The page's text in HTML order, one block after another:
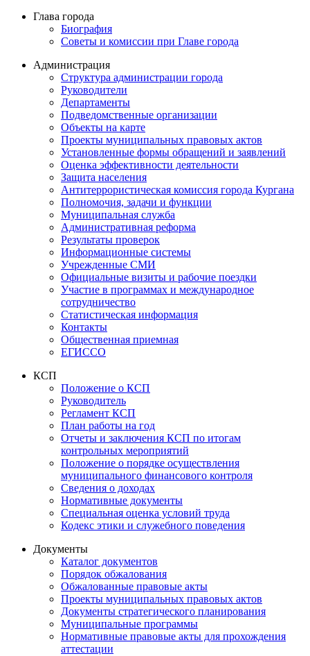
Глава города
Биография
Советы и комиссии при Главе города
Администрация
Структура администрации города
Руководители
Департаменты
Подведомственные организации
Объекты на карте
Проекты муниципальных правовых актов
Установленные формы обращений и заявлений
Оценка эффективности деятельности
Защита населения
Антитеррористическая комиссия города Кургана
Полномочия, задачи и функции
Муниципальная служба
Административная реформа
Результаты проверок
Информационные системы
Учрежденные СМИ
Официальные визиты и рабочие поездки
Участие в программах и международное
сотрудничество
Статистическая информация
Контакты
Общественная приемная
ЕГИССО
КСП
Положение о КСП
Руководитель
Регламент КСП
План работы на год
Отчеты и заключения КСП по итогам
контрольных мероприятий
Положение о порядке осуществления
муниципального финансового контроля
Сведения о доходах
Нормативные документы
Специальная оценка условий труда
Кодекс этики и служебного поведения
Документы
Каталог документов
Порядок обжалования
Обжалованные правовые акты
Проекты муниципальных правовых актов
Документы стратегического планирования
Муниципальные программы
Нормативные правовые акты для прохождения
аттестации